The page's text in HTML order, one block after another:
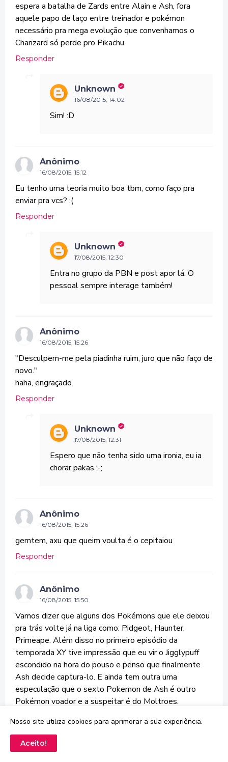
espera a batalha de Zards entre Alain e Ash, fora
aquele papo de laço entre treinador e pokémon
necessário pra mega evolução que convenhamos o
Charizard só perde pro Pikachu.
Responder
Unknown
16/08/2015, 14:02
Sim! :D
Anônimo
16/08/2015, 15:12
Eu tenho uma teoria muito boa tbm, como faço pra
enviar pra vcs? :(
Responder
Unknown
17/08/2015, 12:30
Entra no grupo da PBN e post apor lá. O
pessoal sempre interage também!
Anônimo
16/08/2015, 15:26
"Desculpem-me pela piadinha ruim, juro que não faço de
novo."
haha, engraçado.
Responder
Unknown
17/08/2015, 12:31
Espero que não tenha sido uma ironia, eu ia
chorar pakas ;-;
Anônimo
16/08/2015, 15:26
gemtem, axu que queim voulta é o cepitaiou
Responder
Anônimo
16/08/2015, 15:50
Vamos dizer que alguns dos Pokémons que ele deixou
pra trás volte já na liga como: Pidgeot, Haunter,
Primeape. Além disso no primeiro episódio da
temporada XY tive impressão que eu vir o Jigglypuff
escondido na hora do pouso e penso que finalmente
Ash decide captura-lo. E ainda tem outra uma
especulação que o sexto Pokemon de Ash é outro
Pokémon voador e a suspeitar é do Moltroes.
Responder
Nosso site utiliza cookies para aprimorar a sua experiência.
Aceito!